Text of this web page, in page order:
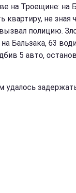
на Троещине: на
квартиру, не
полицию.
Бальзака, 63
5 авто,
удалось